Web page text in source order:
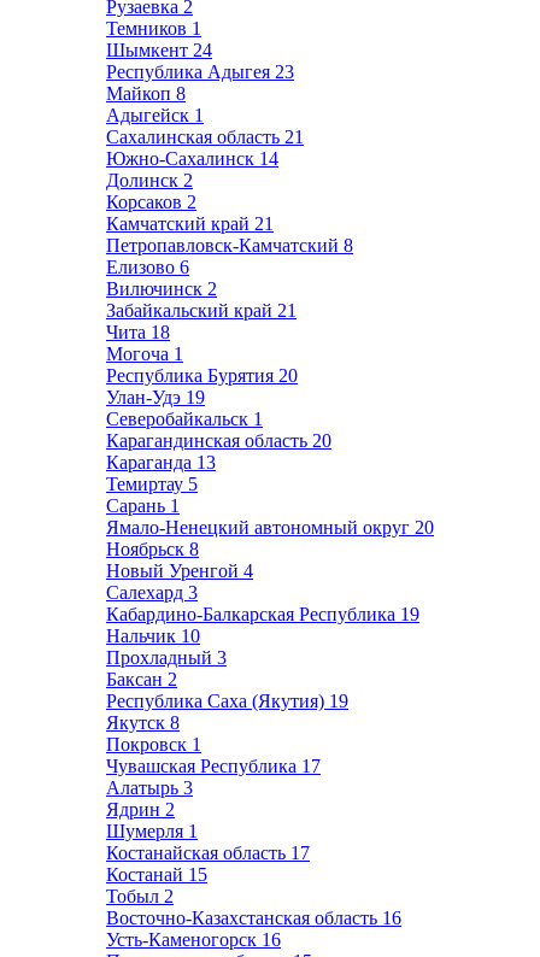
Рузаевка 2
Темников 1
Шымкент 24
Республика Адыгея 23
Майкоп 8
Адыгейск 1
Сахалинская область 21
Южно-Сахалинск 14
Долинск 2
Корсаков 2
Камчатский край 21
Петропавловск-Камчатский 8
Елизово 6
Вилючинск 2
Забайкальский край 21
Чита 18
Могоча 1
Республика Бурятия 20
Улан-Удэ 19
Северобайкальск 1
Карагандинская область 20
Караганда 13
Темиртау 5
Сарань 1
Ямало-Ненецкий автономный округ 20
Ноябрьск 8
Новый Уренгой 4
Салехард 3
Кабардино-Балкарская Республика 19
Нальчик 10
Прохладный 3
Баксан 2
Республика Саха (Якутия) 19
Якутск 8
Покровск 1
Чувашская Республика 17
Алатырь 3
Ядрин 2
Шумерля 1
Костанайская область 17
Костанай 15
Тобыл 2
Восточно-Казахстанская область 16
Усть-Каменогорск 16